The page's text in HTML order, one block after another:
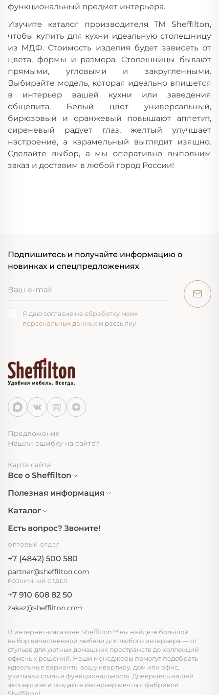
функциональный предмет интерьера.
Изучите каталог производителя TM Sheffilton,
чтобы купить для кухни идеальную столешницу
из МДФ. Стоимость изделия будет зависеть от
цвета, формы и размера. Столешницы бывают
прямыми, угловыми и закругленными.
Выбирайте модель, которая идеально впишется
в интерьер вашей кухни или заведения
общепита. Белый цвет универсальный,
бирюзовый и оранжевый повышают аппетит,
сиреневый радует глаз, желтый улучшает
настроение, а карамельный выглядит изящно.
Сделайте выбор, а мы оперативно выполним
заказ и доставим в любой город России!
Подпишитесь и получайте информацию о
новинках и спецпредложениях
Я даю согласие на обработку моих
персональных данных и рассылку
Предложения
Нашли ошибку на сайте?
Карта сайта
Все о Sheffilton
Полезная информация
Каталог
Есть вопрос? Звоните!
ОПТОВЫЙ ОТДЕЛ
+7 (4842) 500 580
partner@sheffilton.com
РОЗНИЧНЫЙ ОТДЕЛ
+7 910 608 82 50
zakaz@sheffilton.com
В интернет-магазине Sheffilton™ вы найдете большой
выбор качественной мебели для любого интерьера — от
стульев для уютных домашних пространств до коллекций
офисных решений. Наши менеджеры помогут подобрать
идеальные варианты вашу квартиру, дом или офис,
учитывая стиль и функциональность. Доверьтесь нашей
экспертизе и создайте интерьер мечты с фабрикой
Sheffilton!